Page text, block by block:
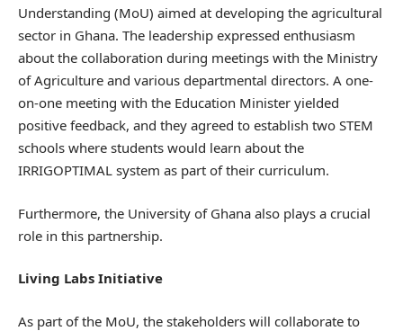
Understanding (MoU) aimed at developing the agricultural
sector in Ghana. The leadership expressed enthusiasm
about the collaboration during meetings with the Ministry
of Agriculture and various departmental directors. A one-
on-one meeting with the Education Minister yielded
positive feedback, and they agreed to establish two STEM
schools where students would learn about the
IRRIGOPTIMAL system as part of their curriculum.
Furthermore, the University of Ghana also plays a crucial
role in this partnership.
Living Labs Initiative
As part of the MoU, the stakeholders will collaborate to